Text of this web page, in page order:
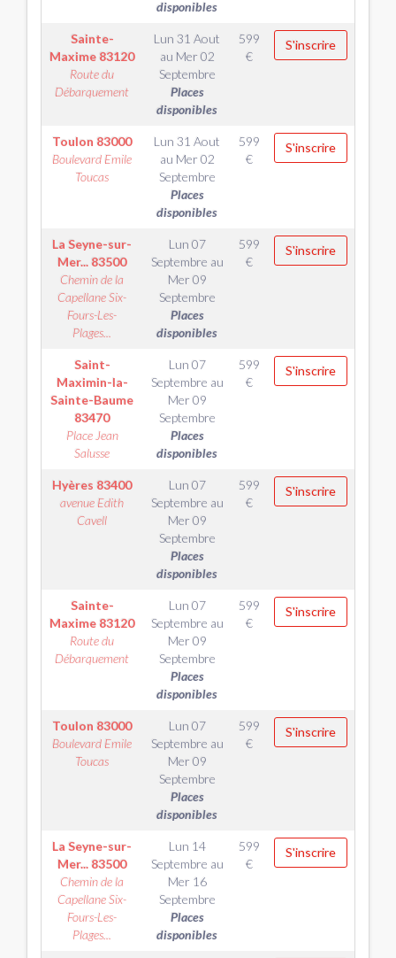
disponibles
Sainte-
Maxime 83120
Route du
Débarquement
Lun 31 Aout
au Mer 02
Septembre
Places
disponibles
599
€
S'inscrire
Toulon 83000
Boulevard Emile
Toucas
Lun 31 Aout
au Mer 02
Septembre
Places
disponibles
599
€
S'inscrire
La Seyne-sur-
Mer... 83500
Chemin de la
Capellane Six-
Fours-Les-
Plages...
Lun 07
Septembre au
Mer 09
Septembre
Places
disponibles
599
€
S'inscrire
Saint-
Maximin-la-
Sainte-Baume
83470
Place Jean
Salusse
Lun 07
Septembre au
Mer 09
Septembre
Places
disponibles
599
€
S'inscrire
Hyères 83400
avenue Edith
Cavell
Lun 07
Septembre au
Mer 09
Septembre
Places
disponibles
599
€
S'inscrire
Sainte-
Maxime 83120
Route du
Débarquement
Lun 07
Septembre au
Mer 09
Septembre
Places
disponibles
599
€
S'inscrire
Toulon 83000
Boulevard Emile
Toucas
Lun 07
Septembre au
Mer 09
Septembre
Places
disponibles
599
€
S'inscrire
La Seyne-sur-
Mer... 83500
Chemin de la
Capellane Six-
Fours-Les-
Plages...
Lun 14
Septembre au
Mer 16
Septembre
Places
disponibles
599
€
S'inscrire